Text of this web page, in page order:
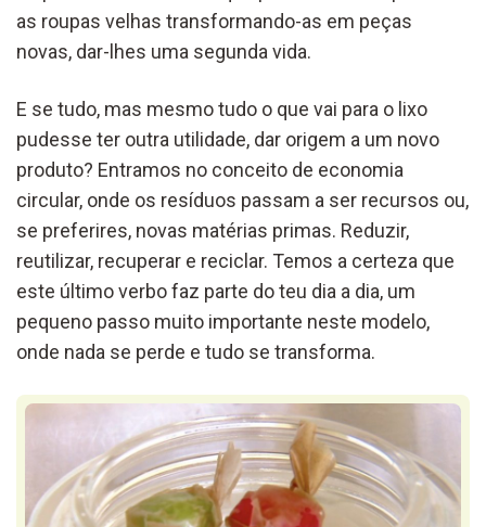
as roupas velhas transformando-as em peças
novas, dar-lhes uma segunda vida.
E se tudo, mas mesmo tudo o que vai para o lixo
pudesse ter outra utilidade, dar origem a um novo
produto? Entramos no conceito de economia
circular, onde os resíduos passam a ser recursos ou,
se preferires, novas matérias primas. Reduzir,
reutilizar, recuperar e reciclar. Temos a certeza que
este último verbo faz parte do teu dia a dia, um
pequeno passo muito importante neste modelo,
onde nada se perde e tudo se transforma.